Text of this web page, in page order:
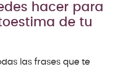
hacer para
de tu
las frases que te